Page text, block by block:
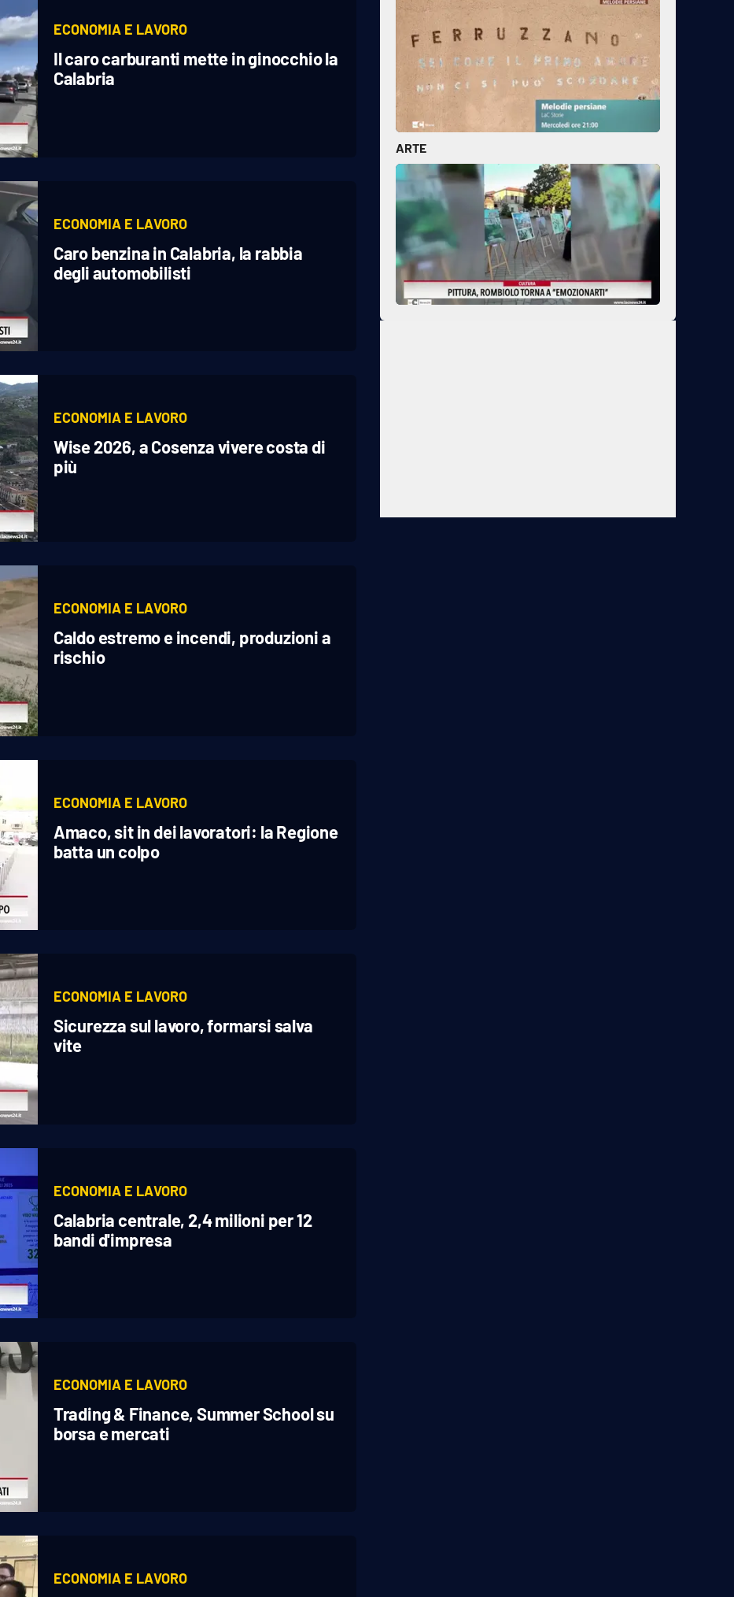
ECONOMIA E LAVORO
Il caro carburanti mette in ginocchio la
Calabria
ECONOMIA E LAVORO
Caro benzina in Calabria, la rabbia
degli automobilisti
ECONOMIA E LAVORO
Wise 2026, a Cosenza vivere costa di
più
ECONOMIA E LAVORO
Caldo estremo e incendi, produzioni a
rischio
ECONOMIA E LAVORO
Amaco, sit in dei lavoratori: la Regione
batta un colpo
ECONOMIA E LAVORO
Sicurezza sul lavoro, formarsi salva
vite
ECONOMIA E LAVORO
Calabria centrale, 2,4 milioni per 12
bandi d'impresa
ECONOMIA E LAVORO
Trading & Finance, Summer School su
borsa e mercati
ECONOMIA E LAVORO
ARTE